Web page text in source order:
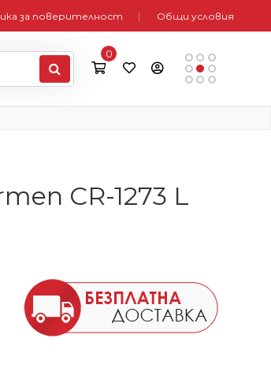
за поверителност Общи условия
0
CR-1273 L